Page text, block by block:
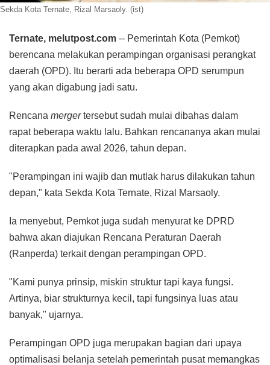
Sekda Kota Ternate, Rizal Marsaoly. (ist)
Ternate, melutpost.com -- Pemerintah Kota (Pemkot)
berencana melakukan perampingan organisasi perangkat
daerah (OPD). Itu berarti ada beberapa OPD serumpun
yang akan digabung jadi satu.
Rencana mergertersebut sudah mulai dibahas dalam
rapat beberapa waktu lalu. Bahkan rencananya akan mulai
diterapkan pada awal 2026, tahun depan.
"Perampingan ini wajib dan mutlak harus dilakukan tahun
depan," kata Sekda Kota Ternate, Rizal Marsaoly.
Ia menyebut, Pemkot juga sudah menyurat ke DPRD
bahwa akan diajukan Rencana Peraturan Daerah
(Ranperda) terkait dengan perampingan OPD.
"Kami punya prinsip, miskin struktur tapi kaya fungsi.
Artinya, biar strukturnya kecil, tapi fungsinya luas atau
banyak," ujarnya.
Perampingan OPD juga merupakan bagian dari upaya
optimalisasi belanja setelah pemerintah pusat memangkas